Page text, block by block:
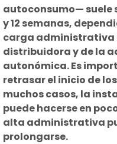
autoconsumo— suele
y 12 semanas,
carga administrativa
distribuidora y de la
autonómica. Es
retrasar el inicio de
muchos casos, la
puede hacerse en
alta administrativa
prolongarse.